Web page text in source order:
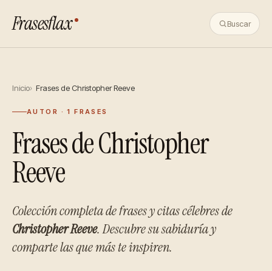
Frasesflax Buscar
Inicio Frases de Christopher Reeve
AUTOR · 1 FRASES
Frases de Christopher
Reeve
Colección completa de frases y citas célebres de
Christopher Reeve. Descubre su sabiduría y
comparte las que más te inspiren.